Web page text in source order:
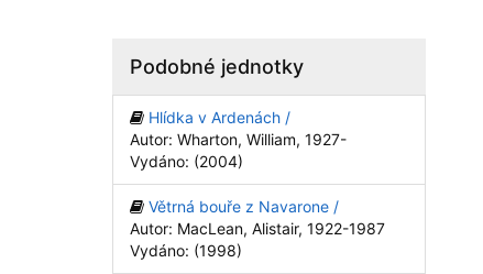
Podobné jednotky
Hlídka v Ardenách /
Autor: Wharton, William, 1927-
Vydáno: (2004)
Větrná bouře z Navarone /
Autor: MacLean, Alistair, 1922-1987
Vydáno: (1998)